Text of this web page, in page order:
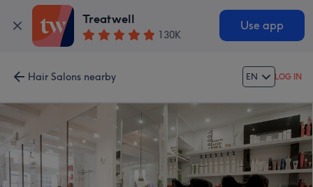
Treatwell
130K
Use app
Hair Salons nearby EN LOG IN